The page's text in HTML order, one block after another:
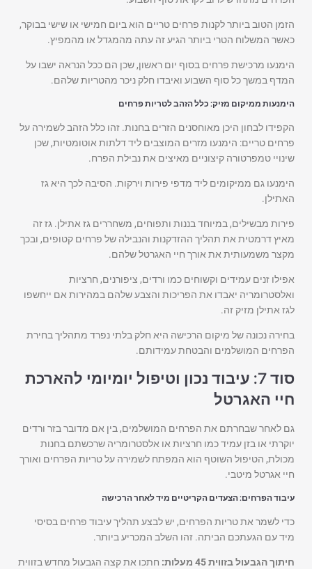
הזמן הטוב ביותר לקנות פרחים טריים הוא ביום חמישי או שישי בבוקר,
כאשר המשלוח הטרי ביותר הגיע זה עתה מהמגדל או מהמפיץ.
הימנעו מרכישת פרחים בסוף יום ראשון, שכן הם ככל הנראה ישבו על
המדף במשך כל סוף השבוע ואיבדו חלק ניכר מהטריות שלהם.
הימנעות ממיקום מזיק: כלל הזהב לטריות פרחים
הקפידו לבחון היכן מאוחסנים הזרים בחנות. זהו כלל הזהב לשמירה על
פרחים טריים: הימנעו מזרים המוצבים ליד דלתות אוטומטיות, שכן
שינויי טמפרטורה קיצוניים מאיצים את נבילת הפרח.
הימנעו גם ממיקומים ליד מדפי פירות וירקות. הסיבה לכך היא גז
האתילן.
פירות מבשילים, במיוחד בננות ותפוחים, משחררים גז אתילן. גז זה
מאיץ דרמטית את תהליך ההזדקנות והנבילה של פרחים קטופים, ובכך
מקצר משמעותית את אורך חיי האגרטל שלהם.
אפילו זנים עמידים וקשוחים כמו ורדים, ציפורנים, חרציות
ואלסטרומריה יאבדו את הפריכות והצבע שלהם במהירות אם ייחשפו
לגז אתילן מזיק זה.
בחירה נכונה של מיקום הרכישה היא חלק בלתי נפרד מתהליך בחירת
הפרחים המושלמים והבטחת עמידותם.
סוד 7: עיבוד נכון וטיפול יומיומי להארכת
חיי האגרטל
גם לאחר שבחרתם את הפרחים המושלמים, בין אם מדובר בזר ורדים
יוקרתי או בזן עמיד כמו חרציות או אלסטרומריה שרכשתם בחנות
מכולת, הטיפול השוטף הוא המפתח לשמירה על טריות הפרחים ואורך
חיי אגרטל מיטבי.
עיבוד הפרחים: הצעדים הקריטיים מיד לאחר הרכישה
כדי לשמר את טריות הפרחים, יש לבצע תהליך עיבוד פרחים בסיסי
מיד עם הגעתכם הביתה. זהו השלב המכריע ביותר.
חיתוך הגבעול בזווית 45 מעלות:
חתכו את קצה הגבעול מחדש בזווית